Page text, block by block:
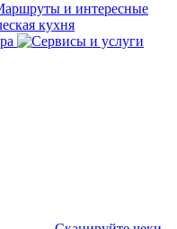
и интересные
кухня